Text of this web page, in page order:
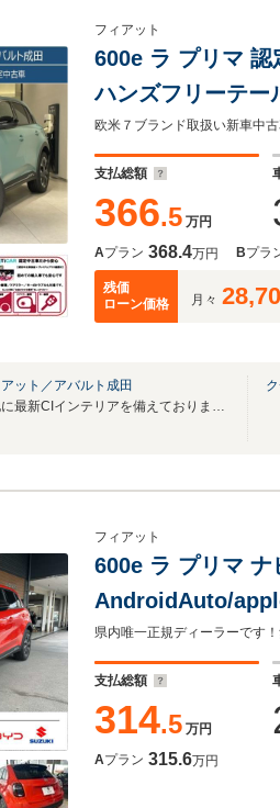
フィアット
600e ラ プリマ
ハンズフリーテ
ジングパット
支払総額
366.5 万円
Aプラン 368.4万円 Bプラ
残価
ローン価格
月々
ット／アバルト成田
広々とした好立地に最新CIインテリアを備えております。
フィアット
600e ラ プリマ
AndroidAuto/
支払総額
314.5 万円
Aプラン 315.6万円